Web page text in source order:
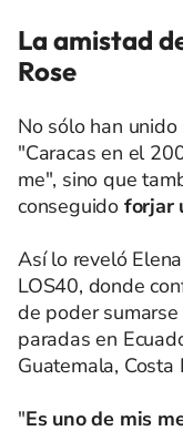
La amistad
Rose
No sólo han
"Caracas en el
me", sino que
conseguido forjar
Así lo reveló
LOS40, donde
de poder
paradas en
Guatemala, Costa
"Es uno de mis